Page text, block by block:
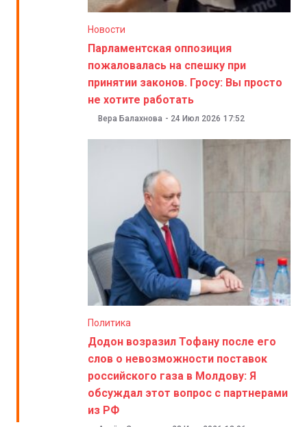
Новости
Парламентская оппозиция
пожаловалась на спешку при
принятии законов. Гросу: Вы просто
не хотите работать
Вера Балахнова - 24 Июл 2026 17:52
Политика
Додон возразил Тофану после его
слов о невозможности поставок
российского газа в Молдову: Я
обсуждал этот вопрос с партнерами
из РФ